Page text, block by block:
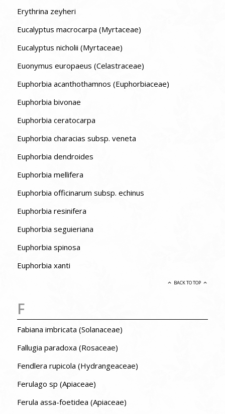
Erythrina zeyheri
Eucalyptus macrocarpa (Myrtaceae)
Eucalyptus nicholii (Myrtaceae)
Euonymus europaeus (Celastraceae)
Euphorbia acanthothamnos (Euphorbiaceae)
Euphorbia bivonae
Euphorbia ceratocarpa
Euphorbia characias subsp. veneta
Euphorbia dendroides
Euphorbia mellifera
Euphorbia officinarum subsp. echinus
Euphorbia resinifera
Euphorbia seguieriana
Euphorbia spinosa
Euphorbia xanti
BACK TO TOP
F
Fabiana imbricata (Solanaceae)
Fallugia paradoxa (Rosaceae)
Fendlera rupicola (Hydrangeaceae)
Ferulago sp (Apiaceae)
Ferula assa-foetidea (Apiaceae)